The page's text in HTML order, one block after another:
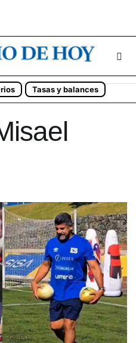
Tasas y balances